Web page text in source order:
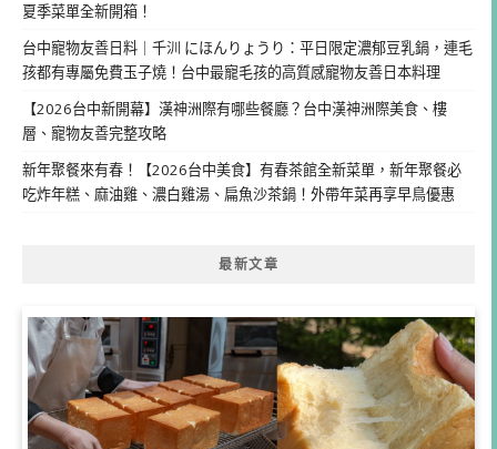
夏季菜單全新開箱！
台中寵物友善日料｜千汌 にほんりょうり：平日限定濃郁豆乳鍋，連毛
孩都有專屬免費玉子燒！台中最寵毛孩的高質感寵物友善日本料理
【2026台中新開幕】漢神洲際有哪些餐廳？台中漢神洲際美食、樓
層、寵物友善完整攻略
新年聚餐來有春！【2026台中美食】有春茶館全新菜單，新年聚餐必
吃炸年糕、麻油雞、濃白雞湯、扁魚沙茶鍋！外帶年菜再享早鳥優惠
最新文章